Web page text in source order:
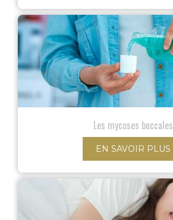
Les mycoses buccales
EN SAVOIR PLUS